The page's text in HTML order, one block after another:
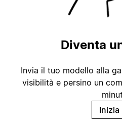
Diventa
Invia il tuo modello alla
visibilità e persino un
Inizia